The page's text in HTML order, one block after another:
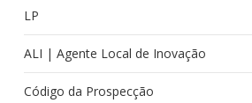
LP
ALI | Agente Local de Inovação
Código da Prospecção